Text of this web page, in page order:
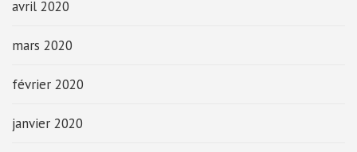
avril 2020
mars 2020
février 2020
janvier 2020